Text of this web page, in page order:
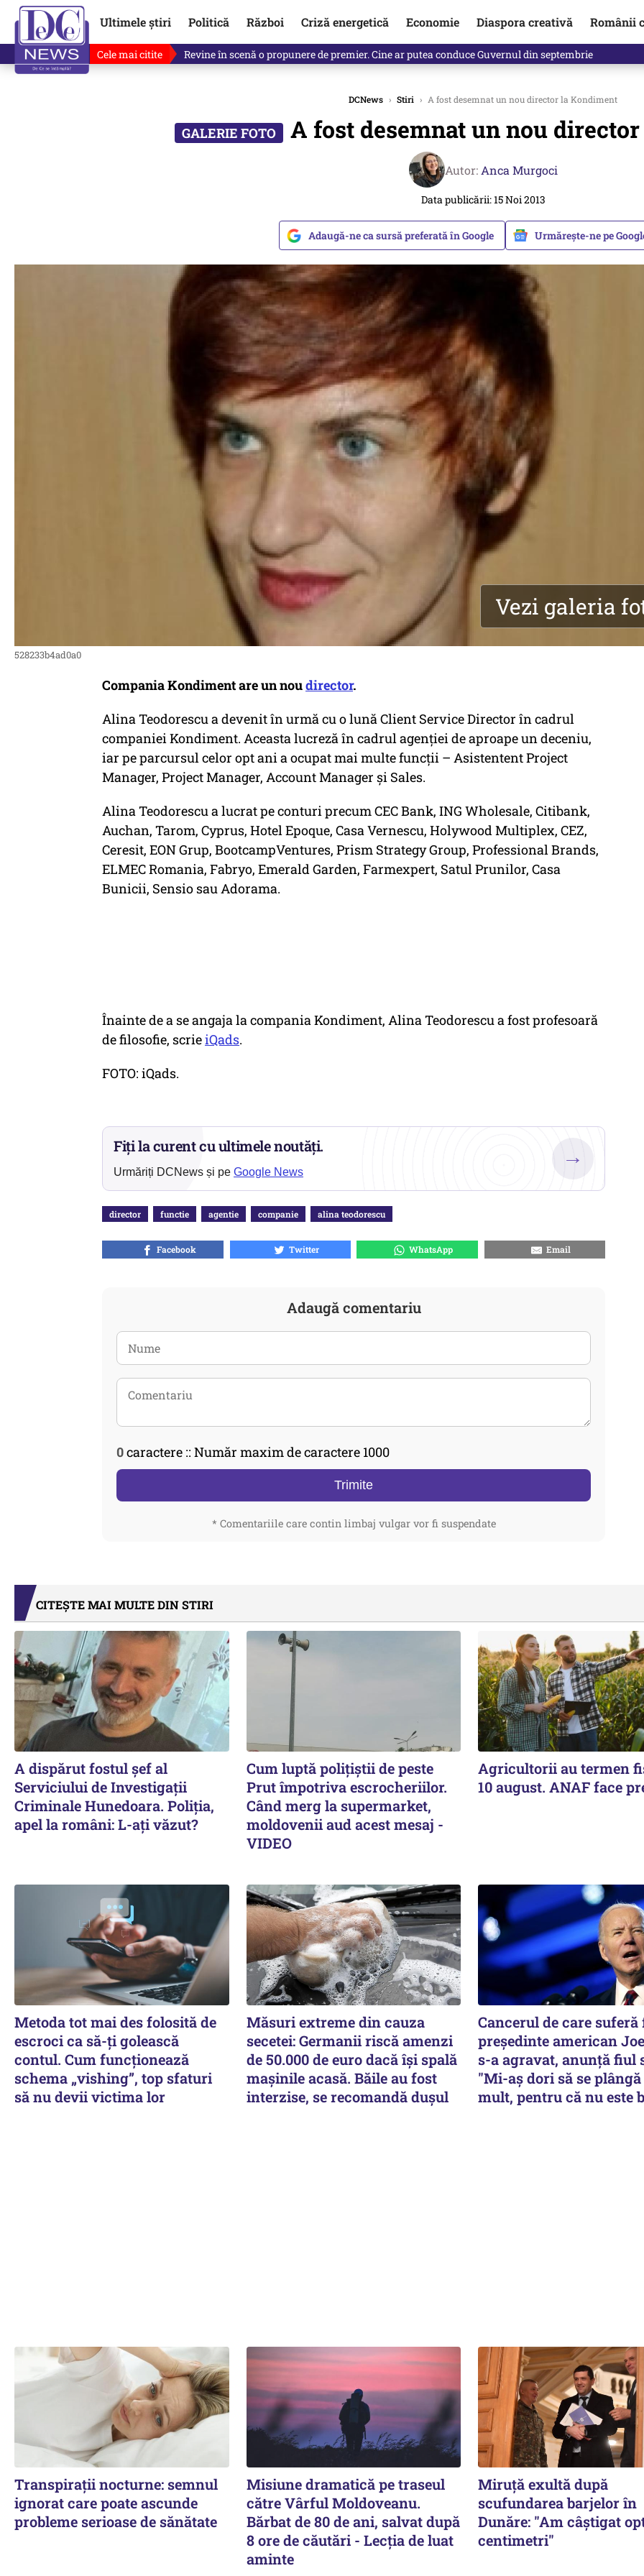
Ultimele știri Politică Război Criză energetică Economie Diaspora creativă Românii
Cele mai citite Drona explodată în Bulgaria, identificată. Ambasadoarea Ucrainei a fost convocată la Ministerul
DCNews › Stiri › A fost desemnat un nou director la Kondiment
A fost desemnat un nou
Autor: Anca Murgoci
Data publicării: 15 Noi 2013
Adaugă-ne ca sursă preferată în Google Urmărește-ne pe
Vezi galeria
528233b4ad0a0
Compania Kondiment are un noudirector.
Alina Teodorescu a devenit în urmă cu o lună Client Service Director în cadrul
companiei Kondiment. Aceasta lucreză în cadrul agenției de aproape un deceniu,
iar pe parcursul celor opt ani a ocupat mai multe funcții – Asistentent Project
Manager, Project Manager, Account Manager și Sales.
Alina Teodorescu a lucrat pe conturi precum CEC Bank, ING Wholesale, Citibank,
Auchan, Tarom, Cyprus, Hotel Epoque, Casa Vernescu, Holywood Multiplex, CEZ,
Ceresit, EON Grup, BootcampVentures, Prism Strategy Group, Professional Brands,
ELMEC Romania, Fabryo, Emerald Garden, Farmexpert, Satul Prunilor, Casa
Bunicii, Sensio sau Adorama.
Înainte de a se angaja la compania Kondiment, Alina Teodorescu a fost profesoară
de filosofie, scrieiQads.
FOTO: iQads.
Fiți la curent cu ultimele noutăți.
Urmăriți DCNews și pe Google News
→
director functie agentie companie alina teodorescu
Facebook Twitter WhatsApp Email
Adaugă comentariu
0caractere :: Număr maxim de caractere 1000
Trimite
* Comentariile care contin limbaj vulgar vor fi suspendate
CITEȘTE MAI MULTE DIN STIRI
A dispărut fostul șef al
Serviciului de Investigații
Criminale Hunedoara. Poliția,
apel la români: L-ați văzut?
Cum luptă polițiștii de peste
Prut împotriva escrocheriilor.
Când merg la supermarket,
moldovenii aud acest mesaj -
VIDEO
Agricultorii au termen
10 august. ANAF face
Metoda tot mai des folosită de
escroci ca să-ți golească
contul. Cum funcționează
schema „vishing”, top sfaturi
să nu devii victima lor
Măsuri extreme din cauza
secetei: Germanii riscă amenzi
de 50.000 de euro dacă își spală
mașinile acasă. Băile au fost
interzise, se recomandă dușul
Cancerul de care
preşedinte american
s-a agravat, anunță fiul
"Mi-aș dori să se
mult, pentru că nu este
Transpirații nocturne: semnul
ignorat care poate ascunde
probleme serioase de sănătate
Misiune dramatică pe traseul
către Vârful Moldoveanu.
Bărbat de 80 de ani, salvat după
8 ore de căutări - Lecția de luat
aminte
Miruță exultă după
scufundarea barjelor în
Dunăre: "Am câștigat
centimetri"